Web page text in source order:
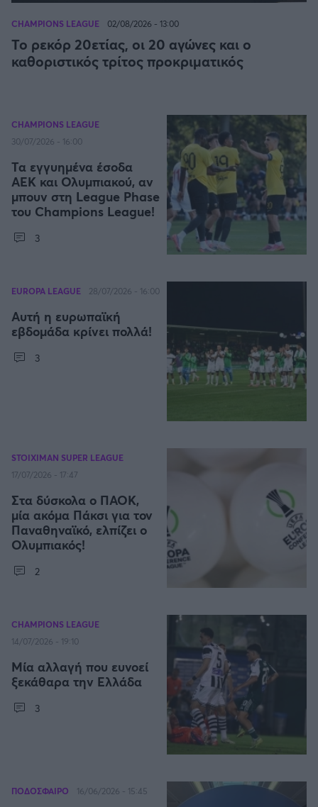
Δημήτρης Τσορμπατζόγλου
Άρης
Λεβαδειακός
Βόλος
Ατρόμητος Αθηνών
Κηφισιά
Παναιτωλικός
Καλαμάτα
Ατλέτικο Μαδρίτης
Μάντσεστερ Γιουνάιτεντ
Μάντσεστερ Σίτι
Άρσεναλ
Ίντερ
Μεγάλη μου Αγάπη
Μια Ιστορία από την Πόλη
CHAMPIONS LEAGUE 02/08/2026 - 13:00
Το ρεκόρ 20ετίας, οι 20 αγώνες και ο
καθοριστικός τρίτος προκριματικός
CHAMPIONS LEAGUE
30/07/2026 - 16:00
Τα εγγυημένα έσοδα
ΑΕΚ και Ολυμπιακού, αν
μπουν στη League Phase
του Champions League!
3
EUROPA LEAGUE 28/07/2026 - 16:00
Aυτή η ευρωπαϊκή
εβδομάδα κρίνει πολλά!
3
STOIXIMAN SUPER LEAGUE
17/07/2026 - 17:47
Στα δύσκολα ο ΠΑΟΚ,
μία ακόμα Πάκσι για τον
Παναθηναϊκό, ελπίζει ο
Ολυμπιακός!
2
CHAMPIONS LEAGUE
14/07/2026 - 19:10
Μία αλλαγή που ευνοεί
ξεκάθαρα την Ελλάδα
3
ΠΟΔΟΣΦΑΙΡΟ 16/06/2026 - 15:45